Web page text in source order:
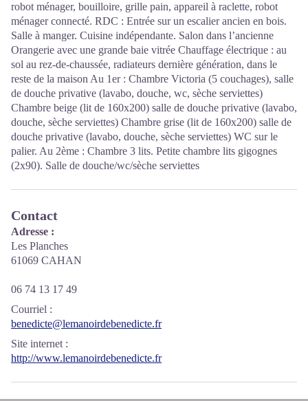
robot ménager, bouilloire, grille pain, appareil à raclette, robot
ménager connecté. RDC : Entrée sur un escalier ancien en bois.
Salle à manger. Cuisine indépendante. Salon dans l’ancienne
Orangerie avec une grande baie vitrée Chauffage électrique : au
sol au rez-de-chaussée, radiateurs dernière génération, dans le
reste de la maison Au 1er : Chambre Victoria (5 couchages), salle
de douche privative (lavabo, douche, wc, sèche serviettes)
Chambre beige (lit de 160x200) salle de douche privative (lavabo,
douche, sèche serviettes) Chambre grise (lit de 160x200) salle de
douche privative (lavabo, douche, sèche serviettes) WC sur le
palier. Au 2ème : Chambre 3 lits. Petite chambre lits gigognes
(2x90). Salle de douche/wc/sèche serviettes
Contact
Adresse :
Les Planches
61069 CAHAN
06 74 13 17 49
Courriel :
benedicte@lemanoirdebenedicte.fr
Site internet :
http://www.lemanoirdebenedicte.fr